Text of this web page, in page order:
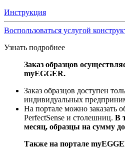
Инструкция
Воспользоваться услугой
Узнать подробнее
Заказ образцов
myEGGER.
Заказ образцов доступен
индивидуальных
На портале можно
PerfectSense и столешниц. В
месяц, образцы на сумму
Также на портале